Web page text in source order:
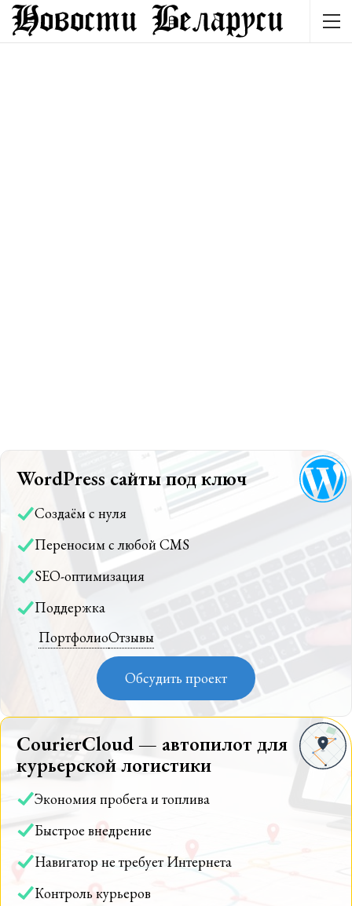
WordPress сайты под ключ
Создаём с нуля
Переносим с любой CMS
SEO-оптимизация
Поддержка
ПортфолиоОтзывы
Обсудить проект
CourierCloud — автопилот для
курьерской логистики
Экономия пробега и топлива
Быстрое внедрение
Навигатор не требует Интернета
Контроль курьеров